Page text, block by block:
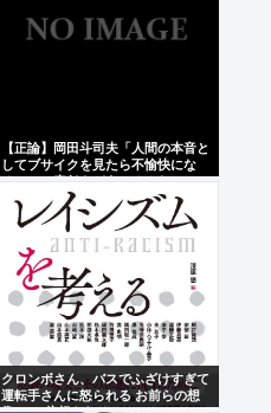
【正論】岡田斗司夫「人間の本音と
してブサイクを見たら不愉快にな
る。この責任をどうとるんだ」
クロンボさん、バスでふざけすぎて
運転手さんに怒られる お前らの想